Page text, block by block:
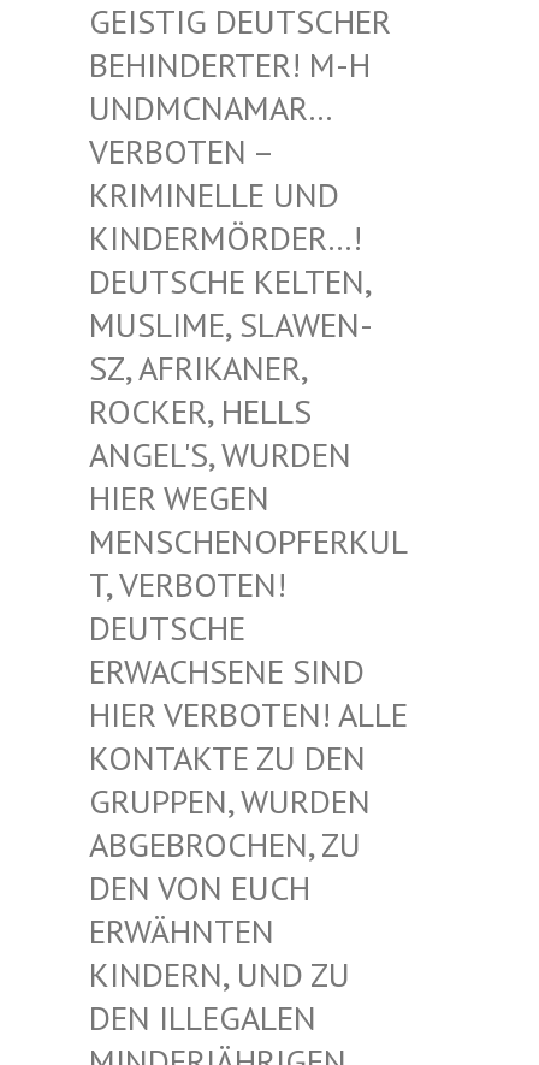
EISTIG DEUTSCHER B
EHINDERTER! M-H U
NDMCNAMAR… V
ERBOTEN – K
RIMINELLE UND K
INDERMÖRDER…! D
EUTSCHE KELTEN, M
USLIME, SLAWEN-S
Z, AFRIKANER, R
OCKER, HELLS A
NGEL'S, WURDEN H
IER WEGEN M
ENSCHENOPFERKULT
, VERBOTEN! D
EUTSCHE E
RWACHSENE SIND H
IER VERBOTEN! ALLE K
ONTAKTE ZU DEN G
RUPPEN, WURDEN A
BGEBROCHEN, ZU D
EN VON EUCH E
RWÄHNTEN K
INDERN, UND ZU D
EN ILLEGALEN M